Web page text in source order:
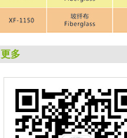
更多